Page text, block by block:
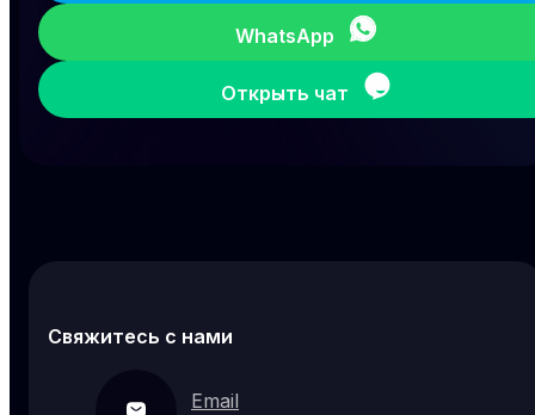
WhatsApp
Открыть чат
Свяжитесь с нами
Email